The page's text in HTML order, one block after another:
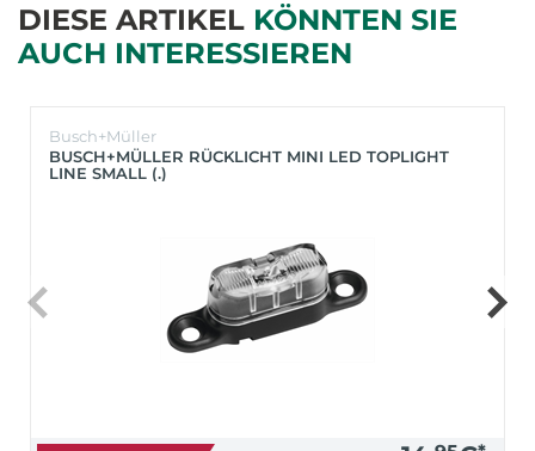
DIESE ARTIKEL KÖNNTEN SIE
AUCH INTERESSIEREN
Busch+Müller
BUSCH+MÜLLER RÜCKLICHT MINI LED TOPLIGHT
LINE SMALL (.)